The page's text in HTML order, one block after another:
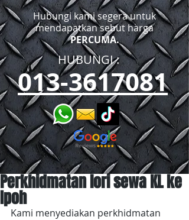
Hubungi kami segera untuk
mendapatkan sebut harga
PERCUMA.
HUBUNGI :​​
013-3617081
Perkhidmatan lori sewa KL ke
Ipoh
Kami menyediakan perkhidmatan